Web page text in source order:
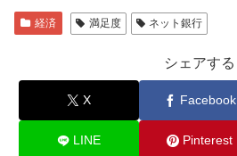
経済 満足度 ネット銀行
シェアする
X Facebook
LINE Pinterest